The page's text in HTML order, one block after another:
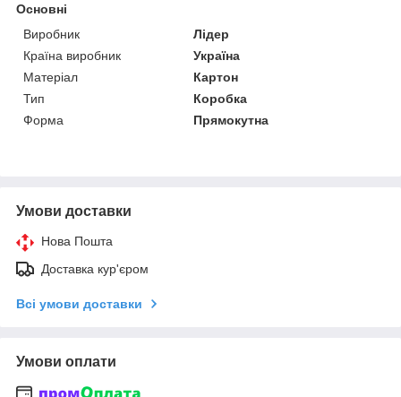
Основні
Виробник
Лідер
Країна виробник
Україна
Матеріал
Картон
Тип
Коробка
Форма
Прямокутна
Умови доставки
Нова Пошта
Доставка кур'єром
Всі умови доставки
Умови оплати